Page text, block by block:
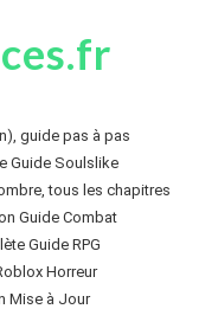
guide pas à pas
Guide Soulslike
tous les chapitres
Guide Combat
Guide RPG
Horreur
Mise à Jour